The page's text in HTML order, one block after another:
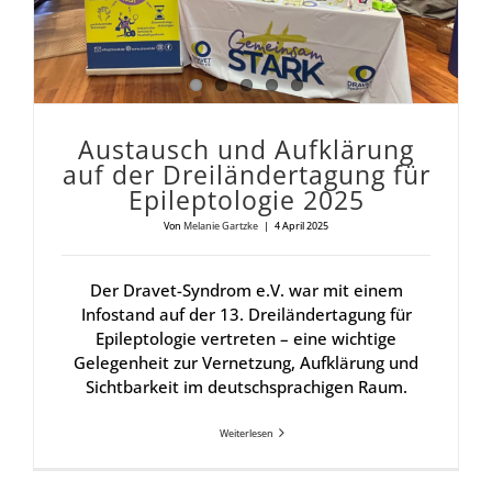
Aus­tausch und Auf­klä­rung
auf der Drei­län­der­ta­gung für
Epi­lep­to­lo­gie 2025
Von Melanie Gartzke | 4 April 2025
Der Dravet-Syndrom e.V. war mit einem
Infostand auf der 13. Dreiländertagung für
Epileptologie vertreten – eine wichtige
Gelegenheit zur Vernetzung, Aufklärung und
Sichtbarkeit im deutschsprachigen Raum.
Weiterlesen